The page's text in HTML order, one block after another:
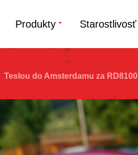
Produkty Starostlivosť
Teslou do Amsterdamu za RD8100